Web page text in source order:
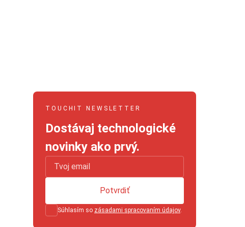
TOUCHIT NEWSLETTER
Dostávaj technologické
novinky ako prvý.
Súhlasím so zásadami spracovaním údajov.
Potvrdiť